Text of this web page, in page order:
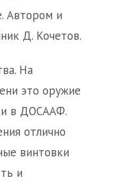
Автором и
Д. Кочетов.
На
это оружие
и в ДОСААФ.
отлично
винтовки
и